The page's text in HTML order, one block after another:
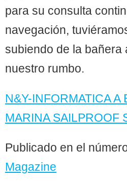
para su consulta
navegación,
subiendo de la bañera
nuestro rumbo.
N&Y-INFORMATICA
MARINA SAILPROOF
Publicado en el
Magazine